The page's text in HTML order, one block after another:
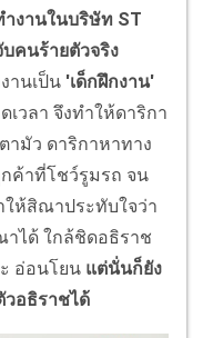
ำงานในบริษัท ST
คนร้ายตัวจริง
านเป็น 'เด็กฝึกงาน'
เวลา จึงทำให้ดาริกา
ามัว ดาริกาหาทาง
ค้าที่โชว์รูมรถ จน
ห้สิณาประทับใจว่า
าได้ ใกล้ชิดอธิราช
อ่อนโยน แต่นั่นก็ยัง
อธิราชได้